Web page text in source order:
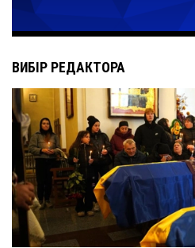
ВИБІР РЕДАКТОРА